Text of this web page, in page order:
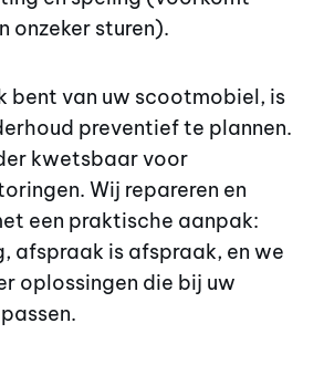
onzeker sturen).
bent van uw scootmobiel, is
preventief te plannen.
kwetsbaar voor
Wij repareren en
een praktische aanpak:
afspraak is afspraak, en we
oplossingen die bij uw